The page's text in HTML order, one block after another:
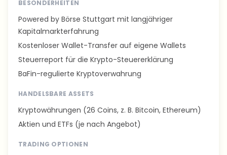
BESONDERHEITEN
Powered by Börse Stuttgart mit langjähriger
Kapitalmarkterfahrung
Kostenloser Wallet-Transfer auf eigene Wallets
Steuerreport für die Krypto-Steuererklärung
BaFin-regulierte Kryptoverwahrung
HANDELSBARE ASSETS
Kryptowährungen (26 Coins, z. B. Bitcoin, Ethereum)
Aktien und ETFs (je nach Angebot)
TRADING OPTIONEN